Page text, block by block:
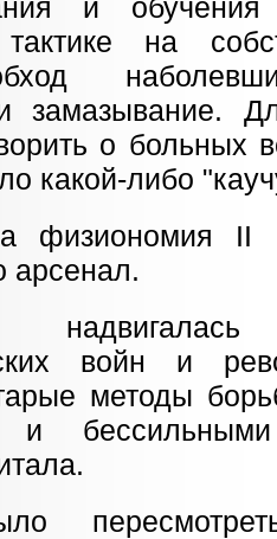
и обучения
тактике на
замазывание.
о больных
какой-либо
физиономия II
арсенал.
войн и
методы
и